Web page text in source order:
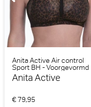
Anita Active Air control
Sport BH - Voorgevormd
(Gold Cat)
Anita Active
€ 79,95